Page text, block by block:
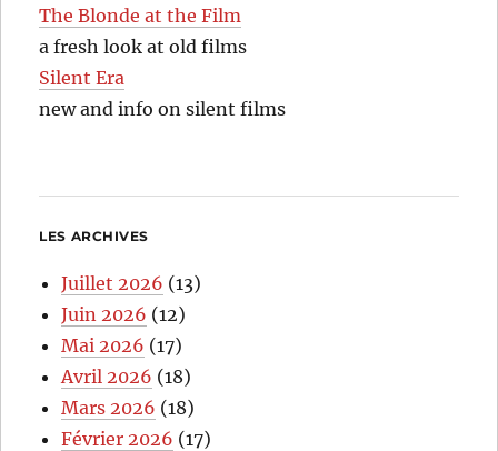
The Blonde at the Film
a fresh look at old films
Silent Era
new and info on silent films
LES ARCHIVES
Juillet 2026 (13)
Juin 2026 (12)
Mai 2026 (17)
Avril 2026 (18)
Mars 2026 (18)
Février 2026 (17)